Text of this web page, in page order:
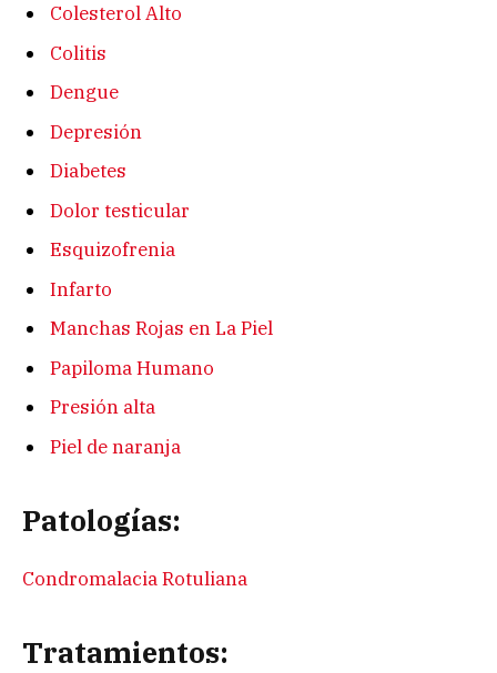
Colesterol Alto
Colitis
Dengue
Depresión
Diabetes
Dolor testicular
Esquizofrenia
Infarto
Manchas Rojas en La Piel
Papiloma Humano
Presión alta
Piel de naranja
Patologías:
Condromalacia Rotuliana
Tratamientos: